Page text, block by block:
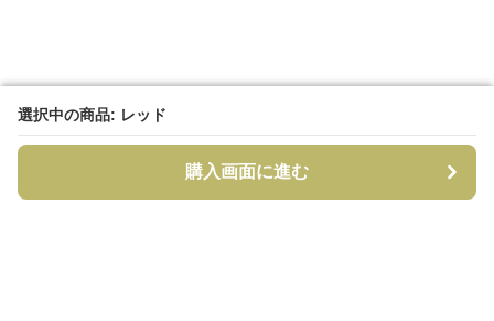
選択中の商品: レッド
購入画面に進む
選択中の商品: レッド
購入画面に進む